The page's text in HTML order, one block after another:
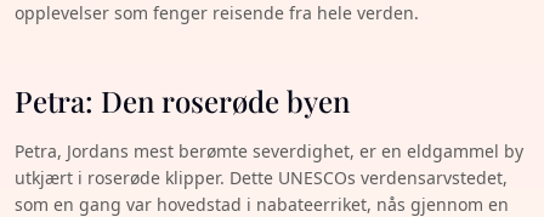
opplevelser som fenger reisende fra hele verden.
Petra: Den roserøde byen
Petra, Jordans mest berømte severdighet, er en eldgammel by
utkjært i roserøde klipper. Dette UNESCOs verdensarvstedet,
som en gang var hovedstad i nabateerriket, nås gjennom en